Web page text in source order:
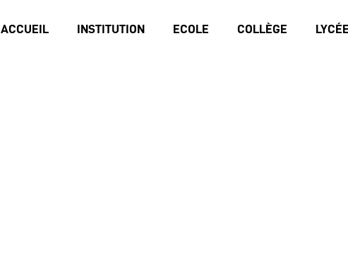
ACCUEIL INSTITUTION ECOLE COLLÈGE LYCÉE